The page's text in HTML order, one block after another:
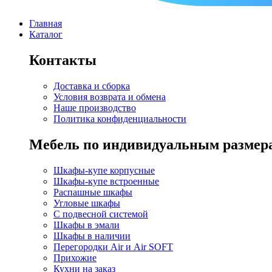
Главная
Каталог
Контакты
Доставка и сборка
Условия возврата и обмена
Наше производство
Политика конфиденциальности
Мебель по индивидуальным
Шкафы-купе корпусные
Шкафы-купе встроенные
Распашные шкафы
Угловые шкафы
C подвесной системой
Шкафы в эмали
Шкафы в наличии
Перегородки Air и Air SOFT
Прихожие
Кухни на заказ